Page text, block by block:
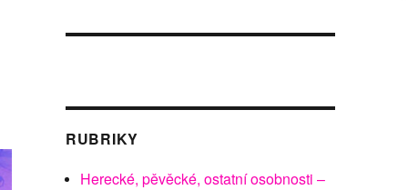
RUBRIKY
Herecké, pěvěcké, ostatní osobnosti –